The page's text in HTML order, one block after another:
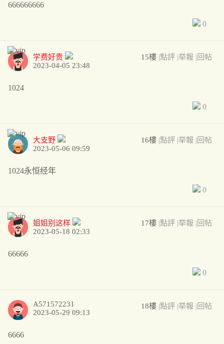
666666666
0
15樓 |點評 |举報 |回帖
学费好贵
2023-04-05 23:48
1024
0
16樓 |點評 |举報 |回帖
大支野
2023-05-06 09:59
1024永恒经年
0
17樓 |點評 |举報 |回帖
姐姐别这样
2023-05-18 02:33
66666
0
18樓 |點評 |举報 |回帖
A571572231
2023-05-29 09:13
6666